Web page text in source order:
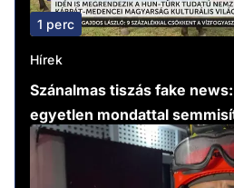
1 perc
Hírek
Szánalmas tiszás fake
egyetlen mondattal